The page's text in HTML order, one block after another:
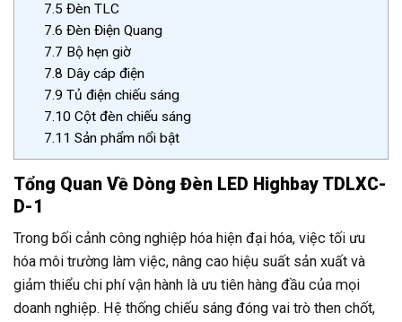
7.5 Đèn TLC
7.6 Đèn Điện Quang
7.7 Bộ hẹn giờ
7.8 Dây cáp điện
7.9 Tủ điện chiếu sáng
7.10 Cột đèn chiếu sáng
7.11 Sản phẩm nổi bật
Tổng Quan Về Dòng Đèn LED Highbay TDLXC-
D-1
Trong bối cảnh công nghiệp hóa hiện đại hóa, việc tối ưu
hóa môi trường làm việc, nâng cao hiệu suất sản xuất và
giảm thiểu chi phí vận hành là ưu tiên hàng đầu của mọi
doanh nghiệp. Hệ thống chiếu sáng đóng vai trò then chốt,